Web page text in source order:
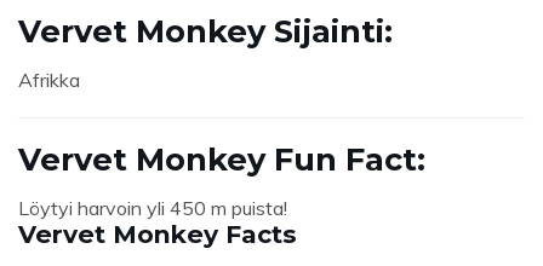
Vervet Monkey Sijainti:
Afrikka
Vervet Monkey Fun Fact:
Löytyi harvoin yli 450 m puista!
Vervet Monkey Facts